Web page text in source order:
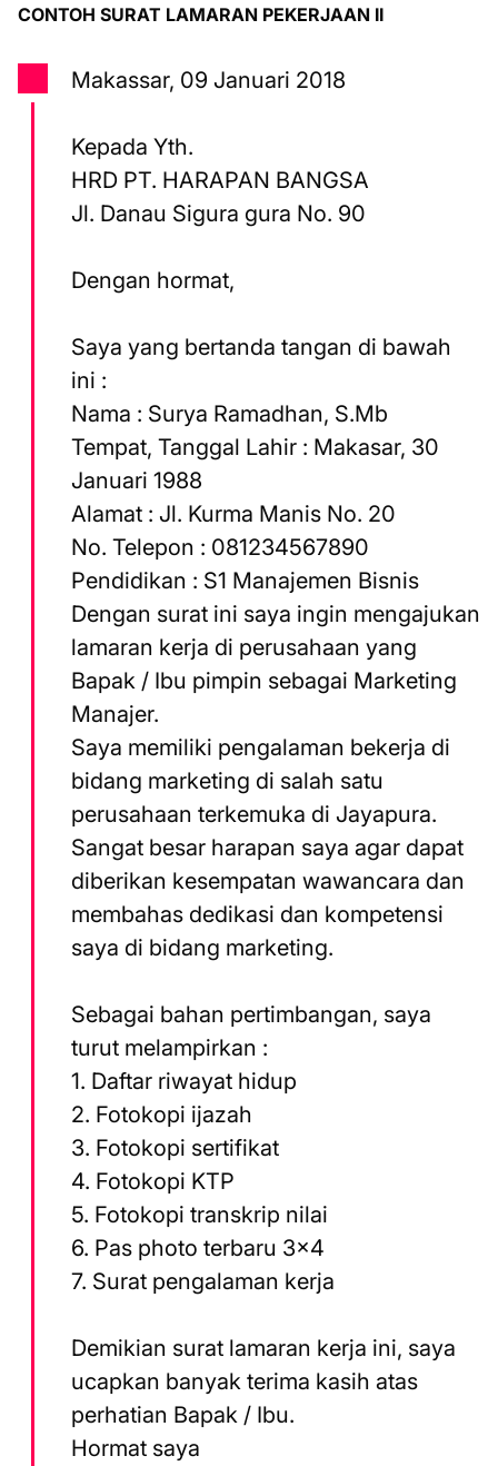
CONTOH SURAT LAMARAN PEKERJAAN II
Makassar, 09 Januari 2018
Kepada Yth.
HRD PT. HARAPAN BANGSA
Jl. Danau Sigura gura No. 90
Dengan hormat,
Saya yang bertanda tangan di bawah
ini :
Nama : Surya Ramadhan, S.Mb
Tempat, Tanggal Lahir : Makasar, 30
Januari 1988
Alamat : Jl. Kurma Manis No. 20
No. Telepon : 081234567890
Pendidikan : S1 Manajemen Bisnis
Dengan surat ini saya ingin mengajukan
lamaran kerja di perusahaan yang
Bapak / Ibu pimpin sebagai Marketing
Manajer.
Saya memiliki pengalaman bekerja di
bidang marketing di salah satu
perusahaan terkemuka di Jayapura.
Sangat besar harapan saya agar dapat
diberikan kesempatan wawancara dan
membahas dedikasi dan kompetensi
saya di bidang marketing.
Sebagai bahan pertimbangan, saya
turut melampirkan :
1. Daftar riwayat hidup
2. Fotokopi ijazah
3. Fotokopi sertifikat
4. Fotokopi KTP
5. Fotokopi transkrip nilai
6. Pas photo terbaru 3×4
7. Surat pengalaman kerja
Demikian surat lamaran kerja ini, saya
ucapkan banyak terima kasih atas
perhatian Bapak / Ibu.
Hormat saya